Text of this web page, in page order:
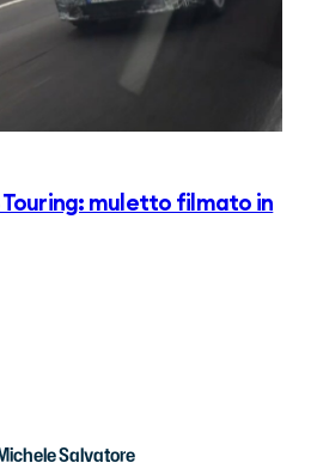
Touring: muletto filmato in
Salvatore